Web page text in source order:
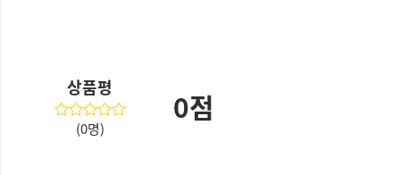
상품평
(0명)
0점